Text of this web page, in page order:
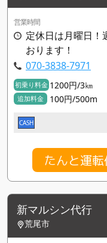
営業時間
定休日は月曜日！
おります！
070-3838-7971
初乗り料金 1200円/3㎞
追加料金 100円/500m
CASH
たんと運
新マルシン代行
荒尾市